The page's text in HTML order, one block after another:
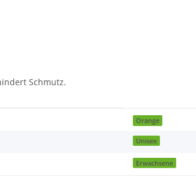
Schmutz.
Orange
Unisex
Erwachsene